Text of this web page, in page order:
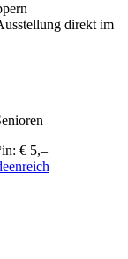
direkt im
€ 5,–